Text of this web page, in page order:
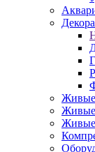
Живые
Живые